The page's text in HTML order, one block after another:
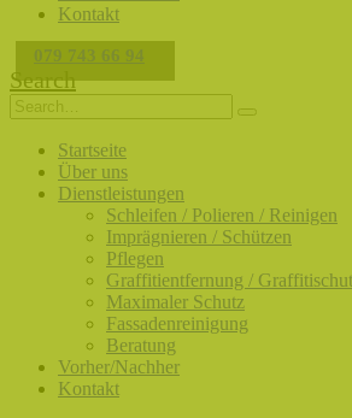
Kontakt
079 743 66 94
Search
Startseite
Über uns
Dienstleistungen
Schleifen / Polieren / Reinigen
Imprägnieren / Schützen
Pflegen
Graffitientfernung /
Maximaler Schutz
Fassadenreinigung
Beratung
Vorher/Nachher
Kontakt